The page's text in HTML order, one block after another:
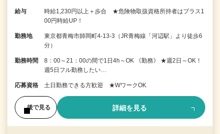
給与
時給1,230円以上＋歩合 ★危険物取扱資格所持者はプラス1
00円時給UP！
勤務地
東京都青梅市師岡町4-13-3（JR青梅線「河辺駅」より徒歩6
分）
勤務時間
8：00～21：00の間で1日4h～OK 《勤務》 ★週2日～OK！
週5日フル勤務したい…
応募資格 土日勤務できる方歓迎 ★WワークOK
後で見る 詳細を見る